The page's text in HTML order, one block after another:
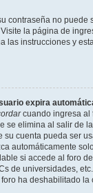
contraseña no puede
la página de
las instrucciones y
expira
cuando ingresa al
se elimina al salir de
su cuenta pueda ser
automáticamente
si accede al foro
de universidades,
ha deshabilitado la